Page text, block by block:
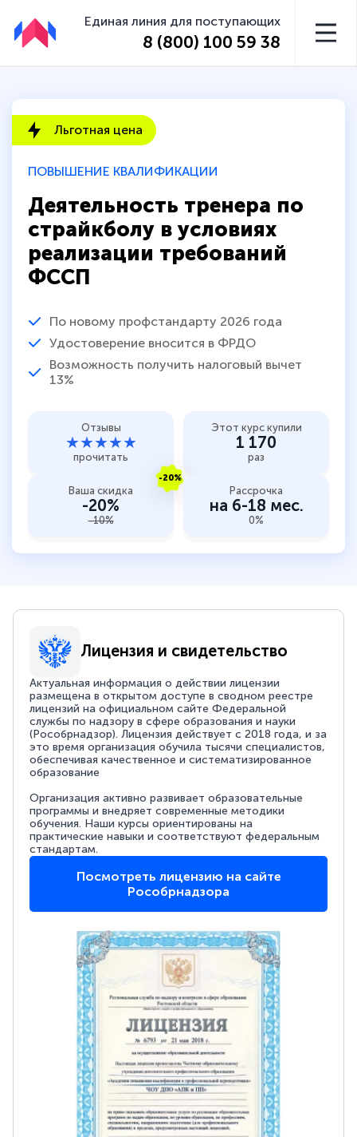
Единая линия для поступающих
8 (800) 100 59 38
ПОВЫШЕНИЕ КВАЛИФИКАЦИИ
Деятельность тренера по
страйкболу в условиях
реализации требований
ФССП
По новому профстандарту 2026 года
Удостоверение вносится в ФРДО
Возможность получить налоговый вычет
13%
Льготная цена
Отзывы
★★★★★
прочитать
Этот курс купили
1 170
раз
-20%
Ваша скидка
-20%
-10%
Рассрочка
на 6-18 мес.
0%
Лицензия и свидетельство
Актуальная информация о действии лицензии
размещена в открытом доступе в сводном реестре
лицензий на официальном сайте Федеральной
службы по надзору в сфере образования и науки
(Рособрнадзор). Лицензия действует с 2018 года, и за
это время организация обучила тысячи специалистов,
обеспечивая качественное и систематизированное
образование
Организация активно развивает образовательные
программы и внедряет современные методики
обучения. Наши курсы ориентированы на
практические навыки и соответствуют федеральным
стандартам.
Посмотреть лицензию на сайте
Рособрнадзора